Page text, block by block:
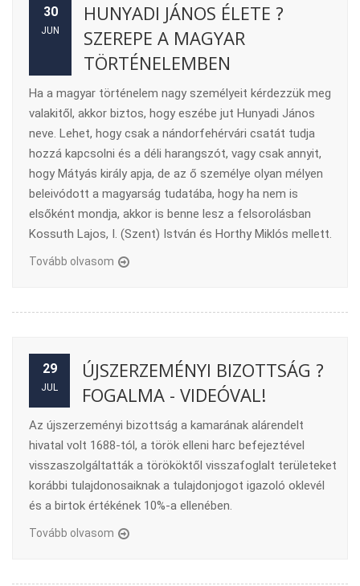
30
JUN
HUNYADI JÁNOS ÉLETE ?
SZEREPE A MAGYAR
TÖRTÉNELEMBEN
Ha a magyar történelem nagy személyeit kérdezzük meg
valakitől, akkor biztos, hogy eszébe jut Hunyadi János
neve. Lehet, hogy csak a nándorfehérvári csatát tudja
hozzá kapcsolni és a déli harangszót, vagy csak annyit,
hogy Mátyás király apja, de az ő személye olyan mélyen
beleivódott a magyarság tudatába, hogy ha nem is
elsőként mondja, akkor is benne lesz a felsorolásban
Kossuth Lajos, I. (Szent) István és Horthy Miklós mellett.
Tovább olvasom
29
JUL
ÚJSZERZEMÉNYI BIZOTTSÁG ?
FOGALMA - VIDEÓVAL!
Az újszerzeményi bizottság a kamarának alárendelt
hivatal volt 1688-tól, a török elleni harc befejeztével
visszaszolgáltatták a törököktől visszafoglalt területeket
korábbi tulajdonosaiknak a tulajdonjogot igazoló oklevél
és a birtok értékének 10%-a ellenében.
Tovább olvasom